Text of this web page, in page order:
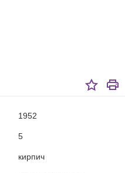
1952
5
кирпич